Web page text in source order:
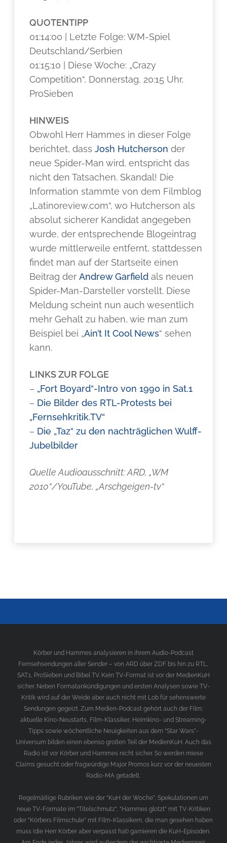
QUOTENTIPP
01:14:00 | Letzte Folge: WM-Spiel
Deutschland/Serbien
01:15:10 | Diese Woche: „Crazy
Competition“, Donnerstag, 20:15 Uhr,
ProSieben
HINWEIS
Obwohl Herr Hammes in dieser Folge
berichtet, dassJosh Hutcherson der
neue Spider-Man wird, entspricht das
nicht den Tatsachen. Skandal! Die
Information stammte von dem Filmblog
„Latinoreview.com“, wo Hutcherson als
absolut sicherer Kandidat angegeben
wurde, der entsprechende Blogeintrag
wurde mittlerweile entfernt, stattdessen
findet man auf der Startseite einen
Beitrag derAndrew Garfield als neuen
Spider-Man-Darsteller vorstellt. Diese
Meldung scheint nun auch wesentlich
mehr Gehalt zu haben, wie man zum
Beispiel bei „Ain’t It Cool News“ sehen
kann.
LINKS ZUR FOLGE
– „Fort Boyard“-Intro von 1990 in Sat.1
– Die Bilder des RTL-Protests bei
„Fernsehkritik.TV“
– Die „Taz“ zu den nachträglichen Wulff-
Jubelbilder
Quelle Audioausschnitt: ARD, „WM
2010“/YouTube, „Arschgeigen-tv“
Körber und Hammes analysieren in ihrem Audio-Podcast
Fernsehsendungen aller Sender – von ARD über ZDF bis hin zu RTL,
SAT.1, ProSieben und Bibel TV. Kein TV-Format ist vor der MedienKuH
sicher. Neben Formatankündigungen und ersten Analysen sowie TV-
Kritik wird auf der Weide aber auch nicht mit Lob für sehenswerte
Sendungen gegeizt. Zum Medien-Podcast gehört auch der Film;
aktuelle Kino-Neustarts, Film-Klassiker, Heimkino- und Streaming-
Tipps sowie wöchentliche Neuigkeiten aus dem “Star Wars”-
Universum bilden einen ebenso großen Teil der MedienKuH. Auch das
Radio ist vor Körber und Hammes nicht sicher. So werden miese
Claims gesucht oder fragwürdige Major Promos kurz vor der neuesten
Radio-MA getadelt.
Regelmäßige Rubriken wie der “KuH der Woche”, Spekulationen um
neue TV-Formate im “Titelschmutz”, “Hammes glotzt” mit TV-Kritiken
oder “Körbers Filmschule” mit Film-Klassikern, die man gesehen haben
muss (die Herr Körber aber verpasst hat) garnieren die KuH-Episoden.